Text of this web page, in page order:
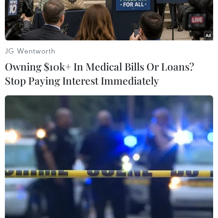
thị trường Mỹ bắt đầu từnăm 2013.
Với việc ra mắt mẫu xe điện mới này, GM rõ
ràng không muốn bị các đối thủNhật Bản vượt
có sự ganh đua gaygắt trong việc phát triển xe
thân thiện với môi trường nhằm đối phó với
việc giáxăng tăng giá.
GM đã giới thiệu mẫu xe điện Chevrolet Volt ở
Mỹ hồi tháng 12/2010. Tuynhiên, một số người
cho rằng Chevrolet Volt EV không phải là một
chiếc xe điệnthuần túy vì nó còn có động cơ thứ
hai để phát điện.
Ngoài thị trường Mỹ, GM sẽ cân nhắc bán mẫu
JG Wentworth
Owning $10k+ In Medical Bills Or Loans?
Stop Paying Interest Immediately